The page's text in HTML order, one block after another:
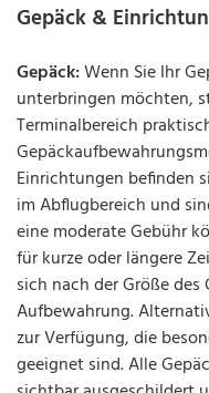
Gepäck &
Gepäck:Wenn Sie Ihr
unterbringen möchten,
Terminalbereich
Einrichtungen befinden
im Abflugbereich und
eine moderate Gebühr
für kurze oder längere
sich nach der Größe
Aufbewahrung.
zur Verfügung, die
geeignet sind. Alle